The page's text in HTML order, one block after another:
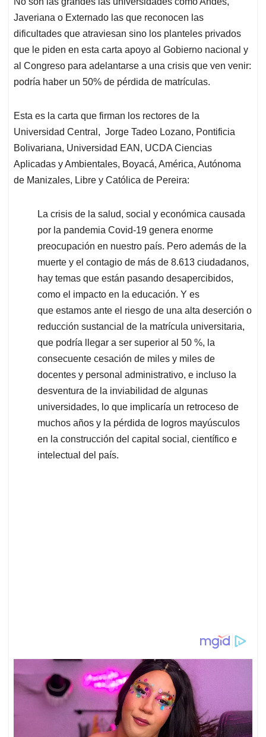
s
A
p
p
b
o
o
k
e
d
I
n
l
a
d
s
Javeriana o Externado las que reconocen las
dificultades que atraviesan sino los planteles privados
que le piden en esta carta apoyo al Gobierno nacional y
al Congreso para adelantarse a una crisis que ven venir:
podría haber un 50% de pérdida de matrículas.
Esta es la carta que firman los rectores de la
Universidad Central, Jorge Tadeo Lozano, Pontificia
Bolivariana, Universidad EAN, UCDA Ciencias
Aplicadas y Ambientales, Boyacá, América, Autónoma
de Manizales, Libre y Católica de Pereira:
La crisis de la salud, social y económica causada
por la pandemia Covid-19 genera enorme
preocupación en nuestro país. Pero además de la
muerte y el contagio de más de 8.613 ciudadanos,
hay temas que están pasando desapercibidos,
como el impacto en la educación. Y es
que estamos ante el riesgo de una alta deserción o
reducción sustancial de la matrícula universitaria,
que podría llegar a ser superior al 50 %, la
consecuente cesación de miles y miles de
docentes y personal administrativo, e incluso la
desventura de la inviabilidad de algunas
universidades, lo que implicaría un retroceso de
muchos años y la pérdida de logros mayúsculos
en la construcción del capital social, científico e
intelectual del país.